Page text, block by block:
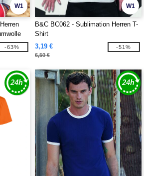
W1
-63%
W1
B&C BC062 - Sublimation Herren T-
Shirt
3,19 €
6,50 €
-51%